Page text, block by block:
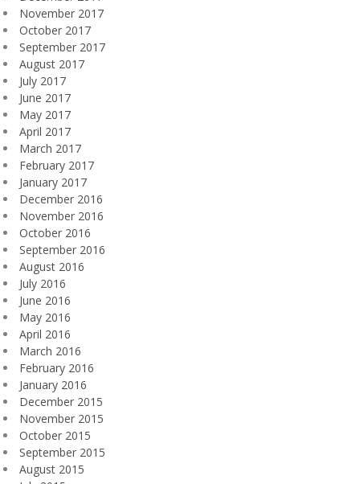
November 2017
October 2017
September 2017
August 2017
July 2017
June 2017
May 2017
April 2017
March 2017
February 2017
January 2017
December 2016
November 2016
October 2016
September 2016
August 2016
July 2016
June 2016
May 2016
April 2016
March 2016
February 2016
January 2016
December 2015
November 2015
October 2015
September 2015
August 2015